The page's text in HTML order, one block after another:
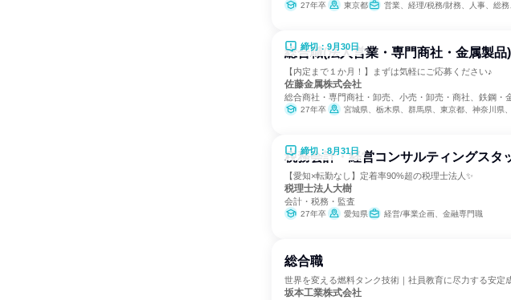
27年卒 東京都 営業、経理/税務/財務、人事、総
締切：9月30日
総合職(法人営業・専門商社・金属製品)
【内定まで１か月！】まずは気軽にご応募ください♪
佐藤金属株式会社
総合商社・専門商社・卸売、小売・卸売・商社、鉄鋼・
27年卒 宮城県、栃木県、群馬県、東京都、神奈川県、静岡県、愛知県
締切：8月31日
税務会計・経営コンサルティングスタ
【愛知×転勤なし】定着率90%超の税理士法人✨
税理士法人大樹
会計・税務・監査
27年卒 愛知県 経営/事業企画、金融専門職
総合職
世界を変える燃料タンク技術｜社員教育に尽力する安定
坂本工業株式会社